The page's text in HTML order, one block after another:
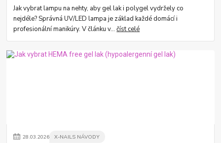
Jak vybrat lampu na nehty, aby gel lak i polygel vydržely co
nejdéle? Správná UV/LED lampa je základ každé domácí i
profesionální manikúry. V článku v...číst celé
28.03.2026 X-NAILS NÁVODY